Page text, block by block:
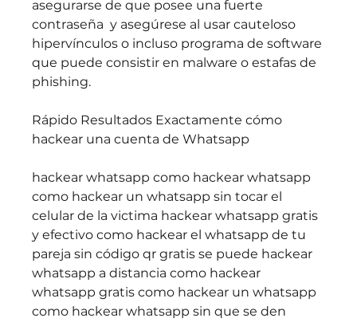
asegurarse de que posee una fuerte
contraseña  y asegúrese al usar cauteloso
hipervínculos o incluso programa de software
que puede consistir en malware o estafas de
phishing.
Rápido Resultados Exactamente cómo
hackear una cuenta de Whatsapp
hackear whatsapp como hackear whatsapp
como hackear un whatsapp sin tocar el
celular de la victima hackear whatsapp gratis
y efectivo como hackear el whatsapp de tu
pareja sin código qr gratis se puede hackear
whatsapp a distancia como hackear
whatsapp gratis como hackear un whatsapp
como hackear whatsapp sin que se den